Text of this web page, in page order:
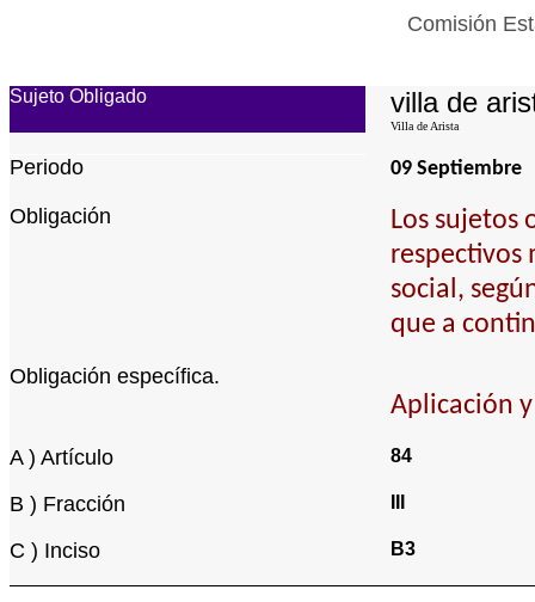
Comisión
Sujeto Obligado villa de
Villa de Arista
Periodo 09 Septiembre
Obligación
Los sujetos
respectivos
social,
que a
Obligación específica.
Aplicación
A ) Artículo 84
B ) Fracción
C ) Inciso B3